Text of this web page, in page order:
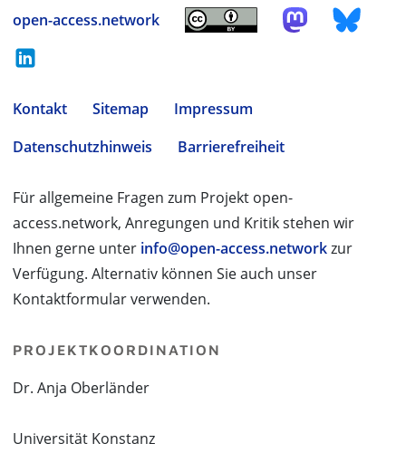
open-access.network
Kontakt Sitemap
Impressum
Datenschutzhinweis
Barrierefreiheit
Für allgemeine Fragen zum Projekt open-
access.network, Anregungen und Kritik stehen wir
Ihnen gerne unter info@open-access.networkzur
Verfügung. Alternativ können Sie auch unser
Kontaktformular verwenden.
PROJEKTKOORDINATION
Dr. Anja Oberländer
Universität Konstanz